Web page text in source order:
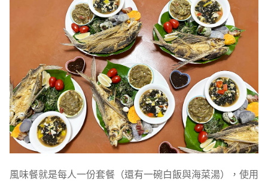
風味餐就是每人一份套餐（還有一碗白飯與海菜湯），使用